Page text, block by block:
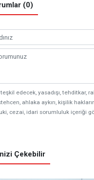
(0)
edecek, yasadışı, tehditkar,
ahlaka aykırı, kişilik
cezai, idari sorumluluk içeriği
Çekebilir